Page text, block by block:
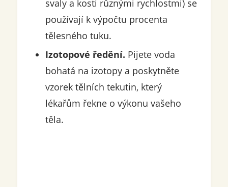
svaly a kosti různými rychlostmi) se
používají k výpočtu procenta
tělesného tuku.
Izotopové ředění. Pijete voda
bohatá na izotopy a poskytněte
vzorek tělních tekutin, který
lékařům řekne o výkonu vašeho
těla.